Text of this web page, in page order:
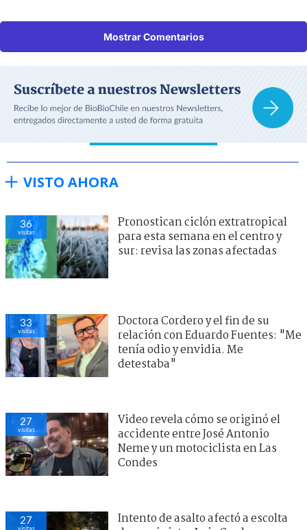
Mostrar Comentarios
VISTO AHORA
36
visitas
Pronostican ciclón extratropical
para esta semana en el centro y
sur: revisa las zonas afectadas
33
visitas
Doctora Cordero y el fin de su
relación con Eduardo Fuentes: "Me
tenía odio y envidia. Me
detestaba"
27
visitas
Video revela cómo se originó el
accidente entre José Antonio
Neme y un motociclista en Las
Condes
27
visitas
Intento de asalto afectó a escolta